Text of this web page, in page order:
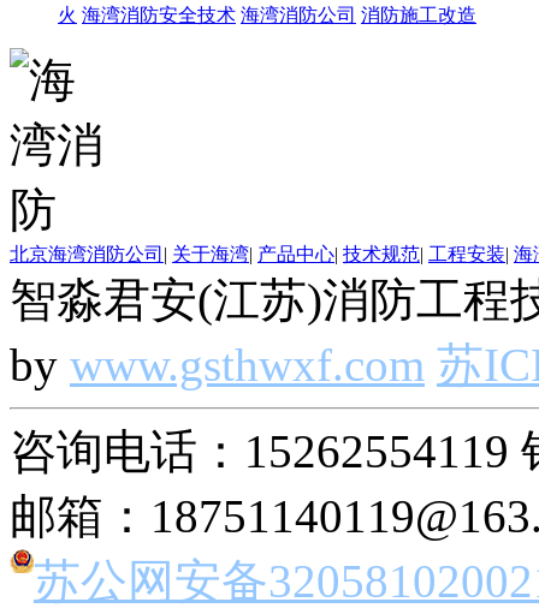
火 海湾消防安全技术 海湾消防公司 消防施工改造
北京海湾消防公司 | 关于海湾| 产品中心| 技术规范| 工程安装| 海
智淼君安(江苏)消防工程
by www.gsthwxf.com 苏
咨询电话：15262554119
邮箱：
苏公网安备